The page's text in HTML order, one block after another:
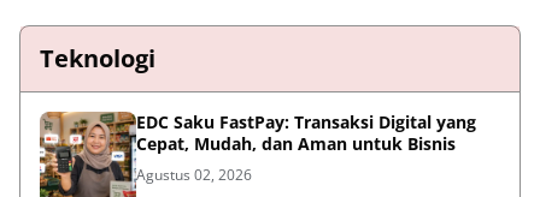
Teknologi
EDC Saku FastPay: Transaksi Digital yang
Cepat, Mudah, dan Aman untuk Bisnis
Agustus 02, 2026